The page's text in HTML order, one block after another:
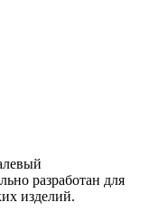
разработан для
изделий.